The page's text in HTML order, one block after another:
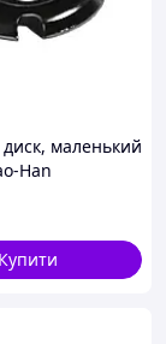
маленький
Han
Купити